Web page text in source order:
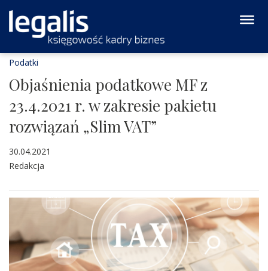
Podatki
Objaśnienia podatkowe MF z
23.4.2021 r. w zakresie pakietu
rozwiązań „Slim VAT”
30.04.2021
Redakcja